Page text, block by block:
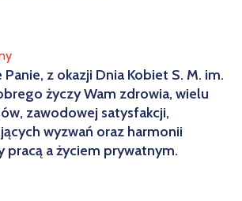
z okazji Dnia Kobiet S. M. im.
życzy Wam zdrowia, wielu
zawodowej satysfakcji,
wyzwań oraz harmonii
pracą a życiem prywatnym.